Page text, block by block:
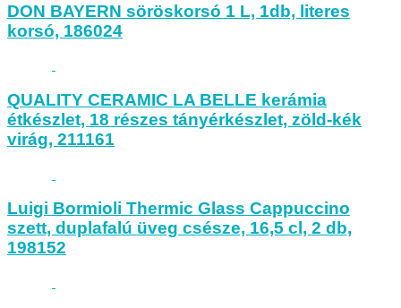
DON BAYERN söröskorsó 1 L, 1db, literes
korsó, 186024
QUALITY CERAMIC LA BELLE kerámia
étkészlet, 18 részes tányérkészlet, zöld-kék
virág, 211161
Luigi Bormioli Thermic Glass Cappuccino
szett, duplafalú üveg csésze, 16,5 cl, 2 db,
198152